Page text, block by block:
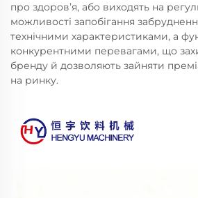
про здоров’я, або виходять на
можливості запобігання
технічними характеристиками, а
конкурентними перевагами, що
бренду й дозволяють зайняти
на ринку.